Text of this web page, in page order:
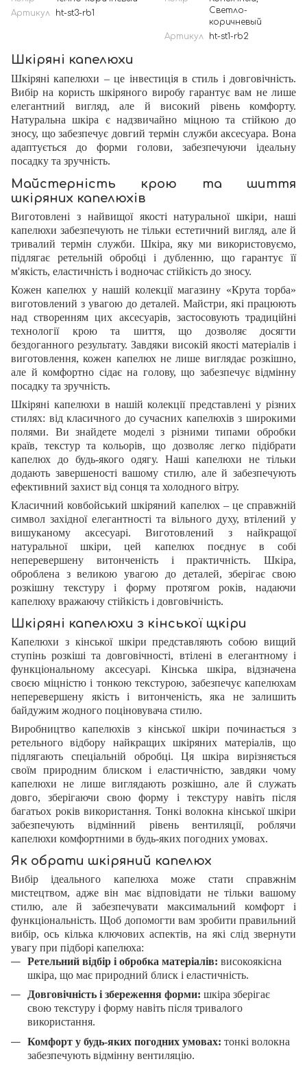
Артикул
ht-st3-rb1
Светло-
коричневый
Артикул
ht-st1-rb2
Шкіряні капелюхи
Шкіряні капелюхи – це інвестиція в стиль і довговічність.
Вибір на користь шкіряного виробу гарантує вам не лише
елегантний вигляд, але й високий рівень комфорту.
Натуральна шкіра є надзвичайно міцною та стійкою до
зносу, що забезпечує довгий термін служби аксесуара. Вона
адаптується до форми голови, забезпечуючи ідеальну
посадку та зручність.
Майстерність крою та шиття
шкіряних капелюхів
Виготовлені з найвищої якості натуральної шкіри, наші
капелюхи забезпечують не тільки естетичний вигляд, але й
тривалий термін служби. Шкіра, яку ми використовуємо,
підлягає ретельній обробці і дубленню, що гарантує її
м'якість, еластичність і водночас стійкість до зносу.
Кожен капелюх у нашій колекції магазину «Крута торба»
виготовлений з увагою до деталей. Майстри, які працюють
над створенням цих аксесуарів, застосовують традиційні
технології крою та шиття, що дозволяє досягти
бездоганного результату. Завдяки високій якості матеріалів і
виготовлення, кожен капелюх не лише виглядає розкішно,
але й комфортно сідає на голову, що забезпечує відмінну
посадку та зручність.
Шкіряні капелюхи в нашій колекції представлені у різних
стилях: від класичного до сучасних капелюхів з широкими
полями. Ви знайдете моделі з різними типами обробки
країв, текстур та кольорів, що дозволяє легко підібрати
капелюх до будь-якого одягу. Наші капелюхи не тільки
додають завершеності вашому стилю, але й забезпечують
ефективний захист від сонця та холодного вітру.
Класичний ковбойський шкіряний капелюх – це справжній
символ західної елегантності та вільного духу, втілений у
вишуканому аксесуарі. Виготовлений з найкращої
натуральної шкіри, цей капелюх поєднує в собі
неперевершену витонченість і практичність. Шкіра,
оброблена з великою увагою до деталей, зберігає свою
розкішну текстуру і форму протягом років, надаючи
капелюху вражаючу стійкість і довговічність.
Шкіряні капелюхи з кінської щкіри
Капелюхи з кінської шкіри представляють собою вищий
ступінь розкіші та довговічності, втілені в елегантному і
функціональному аксесуарі. Кінська шкіра, відзначена
своєю міцністю і тонкою текстурою, забезпечує капелюхам
неперевершену якість і витонченість, яка не залишить
байдужим жодного поціновувача стилю.
Виробництво капелюхів з кінської шкіри починається з
ретельного відбору найкращих шкіряних матеріалів, що
підлягають спеціальній обробці. Ця шкіра вирізняється
своїм природним блиском і еластичністю, завдяки чому
капелюхи не лише виглядають розкішно, але й служать
довго, зберігаючи свою форму і текстуру навіть після
багатьох років використання. Тонкі волокна кінської шкіри
забезпечують відмінний рівень вентиляції, роблячи
капелюхи комфортними в будь-яких погодних умовах.
Як обрати шкіряний капелюх
Вибір ідеального капелюха може стати справжнім
мистецтвом, адже він має відповідати не тільки вашому
стилю, але й забезпечувати максимальний комфорт і
функціональність. Щоб допомогти вам зробити правильний
вибір, ось кілька ключових аспектів, на які слід звернути
увагу при підборі капелюха:
Ретельний відбір і обробка матеріалів: високоякісна
шкіра, що має природний блиск і еластичність.
Довговічність і збереження форми: шкіра зберігає
свою текстуру і форму навіть після тривалого
використання.
Комфорт у будь-яких погодних умовах: тонкі волокна
забезпечують відмінну вентиляцію.